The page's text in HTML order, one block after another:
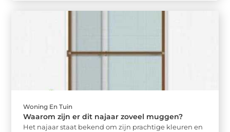
Woning En Tuin
Waarom zijn er dit najaar zoveel muggen?
Het najaar staat bekend om zijn prachtige kleuren en